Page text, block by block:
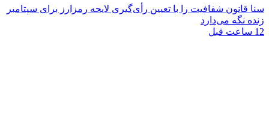
سنا قانون شفافیت را با تعیین رأی‌گیری لایحه رمزارز برای سپتامبر
زنده نگه می‌دارد
12 ساعت قبل